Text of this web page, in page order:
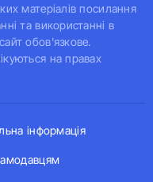
матеріалів посилання
та використанні в
обов'язкове.
на правах
інформація